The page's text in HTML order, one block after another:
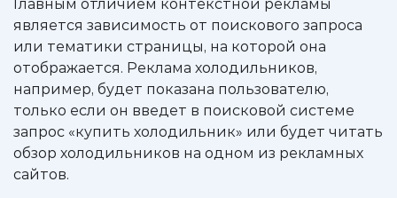
Главным отличием контекстной рекламы
является зависимость от поискового запроса
или тематики страницы, на которой она
отображается. Реклама холодильников,
например, будет показана пользователю,
только если он введет в поисковой системе
запрос «купить холодильник» или будет читать
обзор холодильников на одном из рекламных
сайтов.